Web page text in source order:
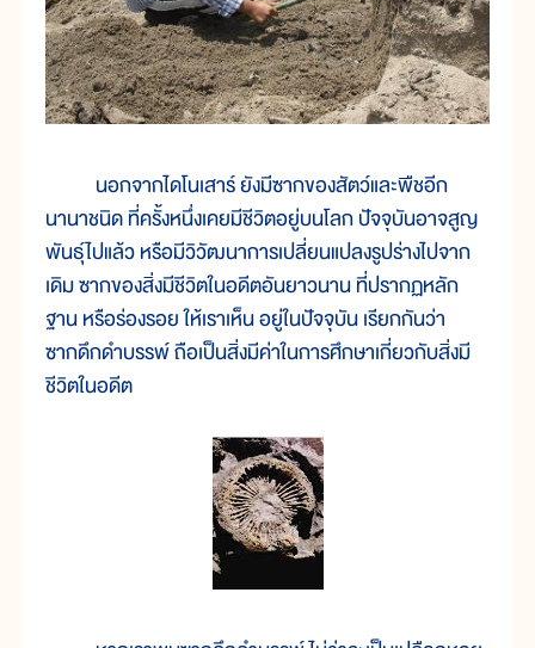
นอกจากไดโนเสาร์ ยังมีซากของสัตว์และพืชอีก
นานาชนิด ที่ครั้งหนึ่งเคยมีชีวิตอยู่บนโลก ปัจจุบันอาจสูญ
พันธุ์ไปแล้ว หรือมีวิวัฒนาการเปลี่ยนแปลงรูปร่างไปจาก
เดิม ซากของสิ่งมีชีวิตในอดีตอันยาวนาน ที่ปรากฏหลัก
ฐาน หรือร่องรอย ให้เราเห็น อยู่ในปัจจุบัน เรียกกันว่า
ซากดึกดำบรรพ์ ถือเป็นสิ่งมีค่าในการศึกษาเกี่ยวกับสิ่งมี
ชีวิตในอดีต